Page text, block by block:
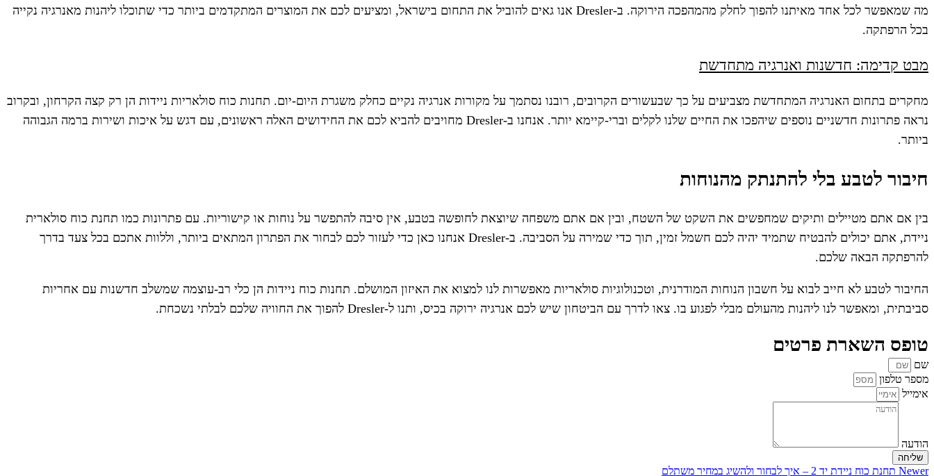
מה שמאפשר לכל אחד מאיתנו להפוך לחלק מהמהפכה הירוקה. ב-Dresler אנו גאים להוביל את התחום בישראל, ומציעים לכם את המוצרים המתקדמים ביותר כדי שתוכלו ליהנות מאנרגיה נקייה
בכל הרפתקה.
מבט קדימה: חדשנות ואנרגיה מתחדשת
מחקרים בתחום האנרגיה המתחדשת מצביעים על כך שבעשורים הקרובים, רובנו נסתמך על מקורות אנרגיה נקיים כחלק משגרת היום-יום. תחנות כוח סולאריות ניידות הן רק קצה הקרחון, ובקרוב
נראה פתרונות חדשניים נוספים שיהפכו את החיים שלנו לקלים וברי-קיימא יותר. אנחנו ב-Dresler מחויבים להביא לכם את החידושים האלה ראשונים, עם דגש על איכות ושירות ברמה הגבוהה
ביותר.
חיבור לטבע בלי להתנתק מהנוחות
בין אם אתם מטיילים ותיקים שמחפשים את השקט של השטח, ובין אם אתם משפחה שיוצאת לחופשה בטבע, אין סיבה להתפשר על נוחות או קישוריות. עם פתרונות כמו תחנת כוח סולארית
ניידת, אתם יכולים להבטיח שתמיד יהיה לכם חשמל זמין, תוך כדי שמירה על הסביבה. ב-Dresler אנחנו כאן כדי לעזור לכם לבחור את הפתרון המתאים ביותר, וללוות אתכם בכל צעד בדרך
להרפתקה הבאה שלכם.
החיבור לטבע לא חייב לבוא על חשבון הנוחות המודרנית, וטכנולוגיות סולאריות מאפשרות לנו למצוא את האיזון המושלם. תחנות כוח ניידות הן כלי רב-עוצמה שמשלב חדשנות עם אחריות
סביבתית, ומאפשר לנו ליהנות מהעולם מבלי לפגוע בו. צאו לדרך עם הביטחון שיש לכם אנרגיה ירוקה בכיס, ותנו ל-Dresler להפוך את החוויה שלכם לבלתי נשכחת.
טופס השארת פרטים
שם
מספר טלפון
אימייל
הודעה
שליחה
Newer תחנת כוח ניידת יד 2 – איך לבחור ולהשיג במחיר משתלם